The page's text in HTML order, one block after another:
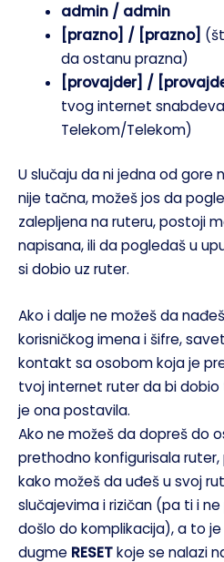
admin / admin
[prazno] / [prazno]
da ostanu prazna)
[provajder] /
tvog internet
Telekom/Telekom)
U slučaju da ni jedna od gore
nije tačna, možeš jos da
zalepljena na ruteru, postoji
napisana, ili da pogledaš u
si dobio uz ruter.
Ako i dalje ne možeš da
korisničkog imena i šifre,
kontakt sa osobom koja je
tvoj internet ruter da bi dobio
je ona postavila.
Ako ne možeš da dopreš do
prethodno konfigurisala
kako možeš da uđeš u svoj
slučajevima i rizičan (pa ti i
došlo do komplikacija), a to
dugme RESETkoje se nalazi